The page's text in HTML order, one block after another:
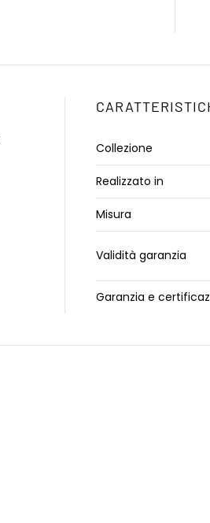
Collezione
Realizzato in
Misura
Validità garanzia
Garanzia e